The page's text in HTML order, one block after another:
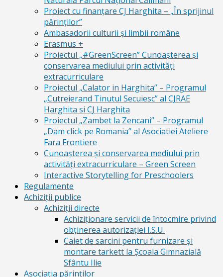
Proiect cu finanţare CJ Harghita – „În sprijinul
părinţilor”
Ambasadorii culturii și limbii române
Erasmus +
Proiectul „#GreenScreen” Cunoașterea şi
conservarea mediului prin activităţi
extracurriculare
Proiectul „Calator in Harghita” – Programul
„Cutreierand Tinutul Secuiesc” al CJRAE
Harghita si CJ Harghita
Proiectul „Zambet la Zencani” – Programul
„Dam click pe Romania” al Asociatiei Ateliere
Fara Frontiere
Cunoașterea și conservarea mediului prin
activități extracurriculare – Green Screen
Interactive Storytelling for Preschoolers
Regulamente
Achiziții publice
Achiziții directe
Achiziționare servicii de întocmire privind
obținerea autorizației I.S.U.
Caiet de sarcini pentru furnizare și
montare tarkett la Școala Gimnazială
Sfântu Ilie
Asociația părinților